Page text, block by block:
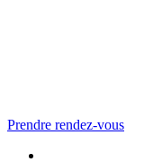
Prendre rendez-vous